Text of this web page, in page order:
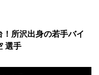
！所沢出身の若手バイ
選手